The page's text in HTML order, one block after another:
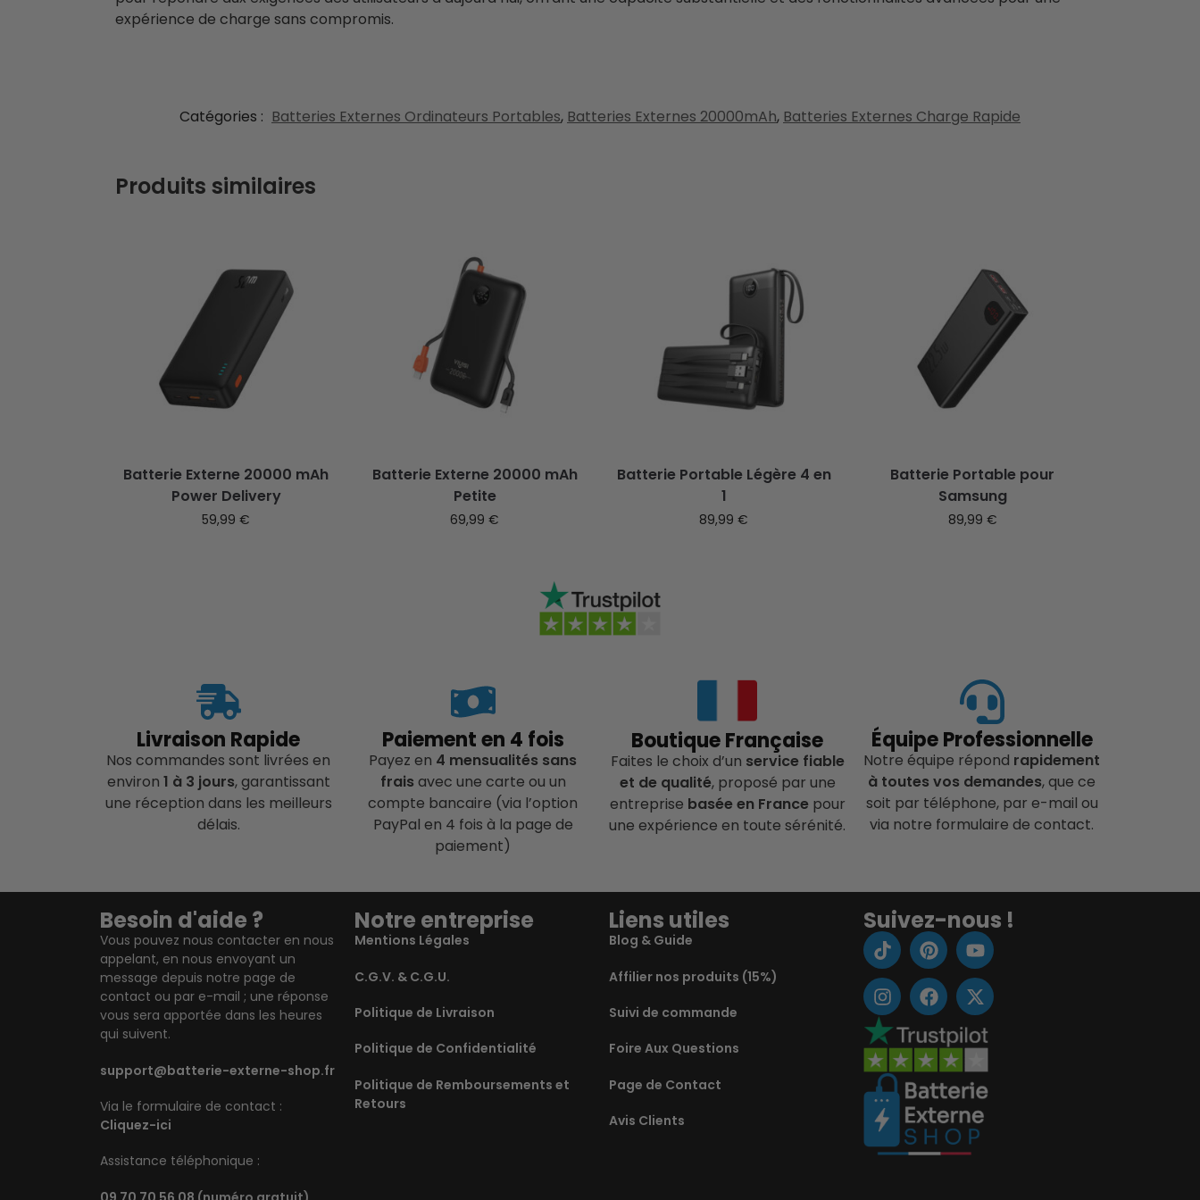
expérience de charge sans compromis.
Catégories : Batteries Externes Ordinateurs Portables, Batteries Externes 20000mAh, Batteries Externes Charge Rapide
Produits similaires
Batterie Externe 20000 mAh
Power Delivery
59,99€
Batterie Externe 20000 mAh
Petite
69,99€
Batterie Portable Légère 4 en
1
89,99€
Batterie Portable pour
Samsung
89,99 €
Livraison Rapide
Nos commandes sont livrées en
environ 1 à 3 jours, garantissant
une réception dans les meilleurs
délais.
Paiement en 4 fois
Payez en 4 mensualités sans
frais avec une carte ou un
compte bancaire (via l’option
PayPal en 4 fois à la page de
paiement)
Boutique Française
Faites le choix d’un service fiable
et de qualité, proposé par une
entreprise basée en France pour
une expérience en toute sérénité.
Équipe Professionnelle
Notre équipe répond rapidement
à toutes vos demandes, que ce
soit par téléphone, par e-mail ou
via notre formulaire de contact.
Besoin d'aide ?
Vous pouvez nous contacter en nous
appelant, en nous envoyant un
message depuis notre page de
contact ou par e-mail ; une réponse
vous sera apportée dans les heures
qui suivent.
support@batterie-externe-shop.fr
Via le formulaire de contact :
Cliquez-ici
Assistance téléphonique :
Notre entreprise
Mentions Légales
C.G.V. & C.G.U.
Politique de Livraison
Politique de Confidentialité
Politique de Remboursements et
Retours
Liens utiles
Blog & Guide
Affilier nos produits (15%)
Suivi de commande
Foire Aux Questions
Page de Contact
Avis Clients
Suivez-nous !